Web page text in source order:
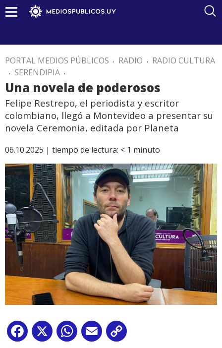
PORTAL MEDIOS PÚBLICOS . RADIO . RADIO CULTURA
. SERENDIPIA .
Una novela de poderosos
Felipe Restrepo, el periodista y escritor
colombiano, llegó a Montevideo a presentar su
novela Ceremonia, editada por Planeta
06.10.2025 | tiempo de lectura: < 1 minuto
Facebook
X WhatsApp
Email